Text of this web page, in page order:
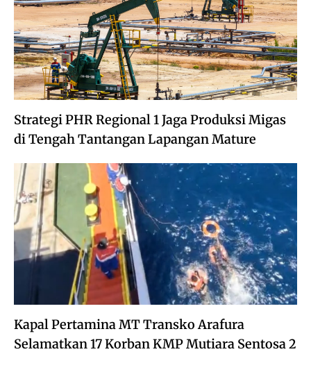
Strategi PHR Regional 1 Jaga Produksi Migas
di Tengah Tantangan Lapangan Mature
Kapal Pertamina MT Transko Arafura
Selamatkan 17 Korban KMP Mutiara Sentosa 2